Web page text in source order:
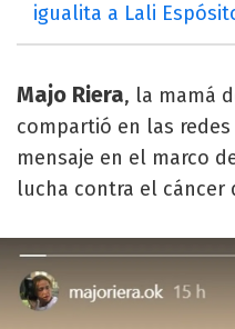
igualita a Lali
Majo Riera, la mamá
compartió en las
mensaje en el marco
lucha contra el cáncer